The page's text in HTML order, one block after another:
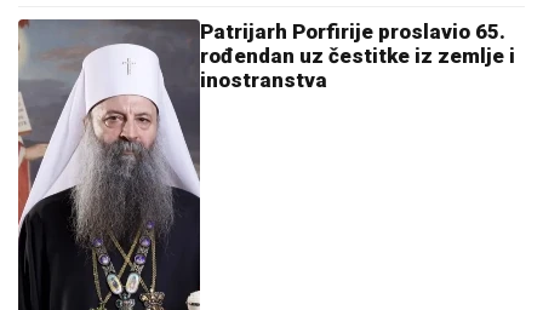
Patrijarh Porfirije proslavio 65.
rođendan uz čestitke iz zemlje i
inostranstva